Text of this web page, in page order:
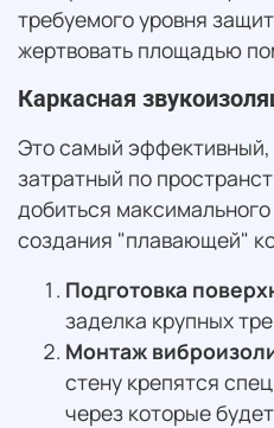
требуемого уровня
жертвовать площадью
Каркасная
Это самый эффективный,
затратный по
добиться
создания "плавающей"
Подготовка
заделка крупных
Монтаж
стену крепятся
через которые